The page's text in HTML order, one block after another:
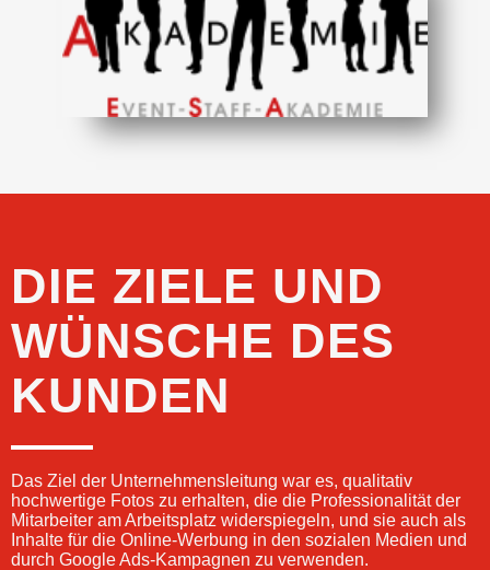
DIE ZIELE UND
WÜNSCHE DES
KUNDEN
Das Ziel der Unternehmensleitung war es, qualitativ
hochwertige Fotos zu erhalten, die die Professionalität der
Mitarbeiter am Arbeitsplatz widerspiegeln, und sie auch als
Inhalte für die Online-Werbung in den sozialen Medien und
durch Google Ads-Kampagnen zu verwenden.